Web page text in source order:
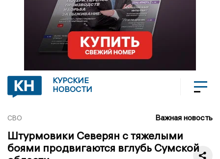
КУРСКИЕ
НОВОСТИ
СВО Важная новость
Штурмовики Северян с тяжелыми
боями продвигаются вглубь Сумской